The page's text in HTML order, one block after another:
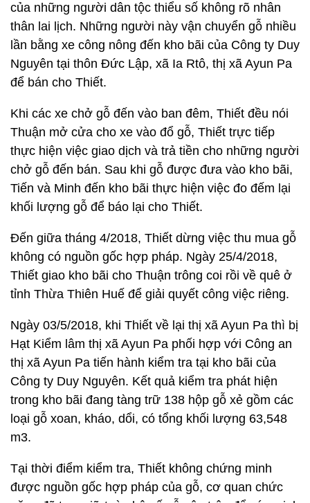
của những người dân tộc thiểu số không rõ nhân
thân lai lịch. Những người này vận chuyển gỗ nhiều
lần bằng xe công nông đến kho bãi của Công ty Duy
Nguyên tại thôn Đức Lập, xã Ia Rtô, thị xã Ayun Pa
để bán cho Thiết.
Khi các xe chở gỗ đến vào ban đêm, Thiết đều nói
Thuận mở cửa cho xe vào đổ gỗ, Thiết trực tiếp
thực hiện việc giao dịch và trả tiền cho những người
chở gỗ đến bán. Sau khi gỗ được đưa vào kho bãi,
Tiến và Minh đến kho bãi thực hiện việc đo đếm lại
khối lượng gỗ để báo lại cho Thiết.
Đến giữa tháng 4/2018, Thiết dừng việc thu mua gỗ
không có nguồn gốc hợp pháp. Ngày 25/4/2018,
Thiết giao kho bãi cho Thuận trông coi rồi về quê ở
tỉnh Thừa Thiên Huế để giải quyết công việc riêng.
Ngày 03/5/2018, khi Thiết về lại thị xã Ayun Pa thì bị
Hạt Kiểm lâm thị xã Ayun Pa phối hợp với Công an
thị xã Ayun Pa tiến hành kiểm tra tại kho bãi của
Công ty Duy Nguyên. Kết quả kiểm tra phát hiện
trong kho bãi đang tàng trữ 138 hộp gỗ xẻ gồm các
loại gỗ xoan, kháo, dổi, có tổng khối lượng 63,548
m3.
Tại thời điểm kiểm tra, Thiết không chứng minh
được nguồn gốc hợp pháp của gỗ, cơ quan chức